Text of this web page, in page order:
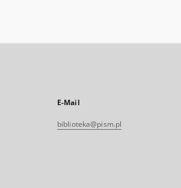
E-Mail
biblioteka@pism.pl